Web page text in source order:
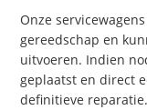
Onze
gereedschap en
uitvoeren. Indien
geplaatst en direct
definitieve reparatie.